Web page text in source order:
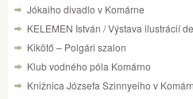
Jókaiho divadlo v Komárne
KELEMEN István / Výstava ilustrácií
Kikötő – Polgári szalon
Klub vodného póla Komárno
Knižnica Józsefa Szinnyeiho v